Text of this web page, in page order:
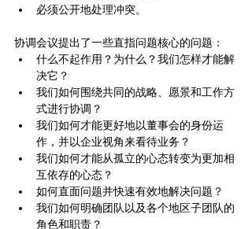
必须公开地处理冲突。
协调会议提出了一些直指问题核心的问题：
什么不起作用？为什么？我们怎样才能解
决它？
我们如何围绕共同的战略、愿景和工作方
式进行协调？
我们如何才能更好地以董事会的身份运
作，并以企业视角来看待业务？
我们如何才能从孤立的心态转变为更加相
互依存的心态？
如何直面问题并快速有效地解决问题？
我们如何明确团队以及各个地区子团队的
角色和职责？